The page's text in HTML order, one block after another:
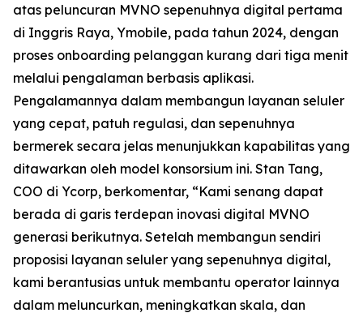
atas peluncuran MVNO sepenuhnya digital pertama
di Inggris Raya, Ymobile, pada tahun 2024, dengan
proses onboarding pelanggan kurang dari tiga menit
melalui pengalaman berbasis aplikasi.
Pengalamannya dalam membangun layanan seluler
yang cepat, patuh regulasi, dan sepenuhnya
bermerek secara jelas menunjukkan kapabilitas yang
ditawarkan oleh model konsorsium ini. Stan Tang,
COO di Ycorp, berkomentar, “Kami senang dapat
berada di garis terdepan inovasi digital MVNO
generasi berikutnya. Setelah membangun sendiri
proposisi layanan seluler yang sepenuhnya digital,
kami berantusias untuk membantu operator lainnya
dalam meluncurkan, meningkatkan skala, dan